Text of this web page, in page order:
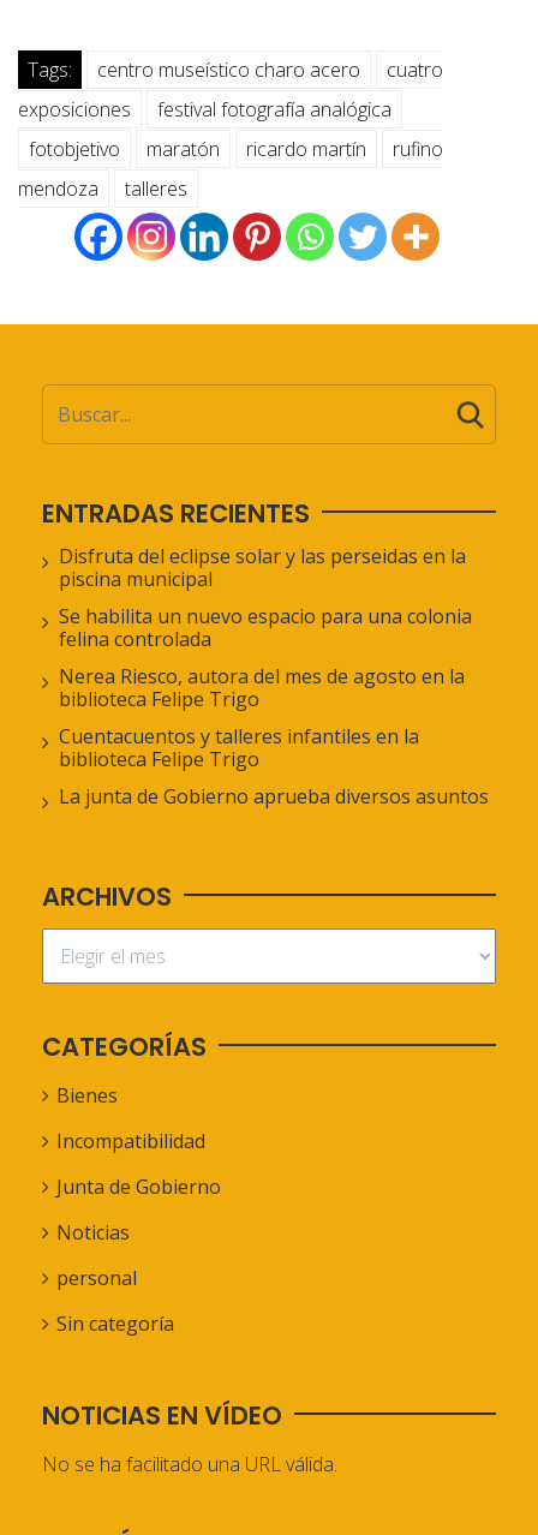
Tags: centro museístico charo acero
cuatro
exposiciones
festival fotografía analógica
fotobjetivo
maratón ricardo martín
rufino
mendoza
talleres
ENTRADAS RECIENTES
Disfruta del eclipse solar y las perseidas en la
piscina municipal
Se habilita un nuevo espacio para una colonia
felina controlada
Nerea Riesco, autora del mes de agosto en la
biblioteca Felipe Trigo
Cuentacuentos y talleres infantiles en la
biblioteca Felipe Trigo
La junta de Gobierno aprueba diversos asuntos
ARCHIVOS
CATEGORÍAS
Bienes
Incompatibilidad
Junta de Gobierno
Noticias
personal
Sin categoría
NOTICIAS EN VÍDEO
No se ha facilitado una URL válida.